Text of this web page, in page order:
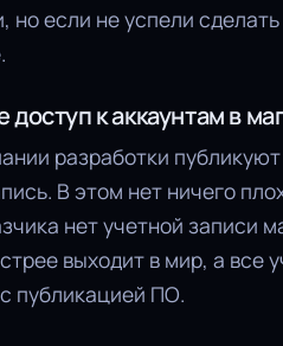
но если не успели
доступ к аккаунтам в
разработки
В этом нет ничего
нет учетной записи
выходит в мир, а все
публикацией ПО.